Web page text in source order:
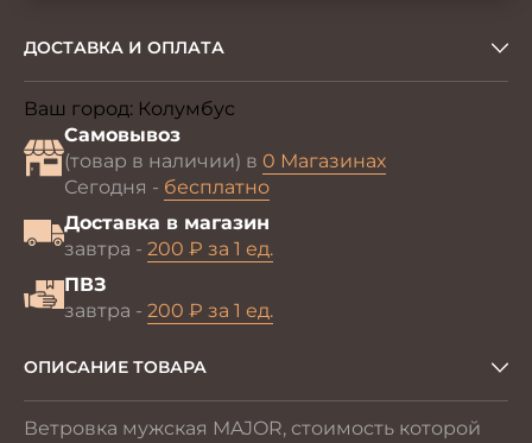
ДОСТАВКА И ОПЛАТА
Ваш город: Колумбус
Самовывоз
(товар в наличии) в 0 Магазинах
Сегодня - бесплатно
Доставка в магазин
завтра - 200 ₽ за 1 ед.
ПВЗ
завтра - 200 ₽ за 1 ед.
ОПИСАНИЕ ТОВАРА
Ветровка мужская MAJOR, стоимость которой